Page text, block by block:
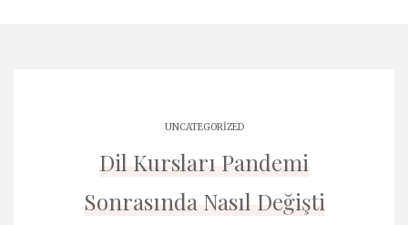
UNCATEGORIZED
Dil Kursları Pandemi
Sonrasında Nasıl Değişti